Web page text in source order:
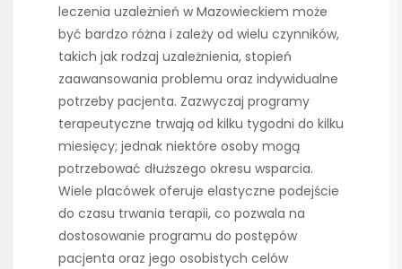
leczenia uzależnień w Mazowieckiem może
być bardzo różna i zależy od wielu czynników,
takich jak rodzaj uzależnienia, stopień
zaawansowania problemu oraz indywidualne
potrzeby pacjenta. Zazwyczaj programy
terapeutyczne trwają od kilku tygodni do kilku
miesięcy; jednak niektóre osoby mogą
potrzebować dłuższego okresu wsparcia.
Wiele placówek oferuje elastyczne podejście
do czasu trwania terapii, co pozwala na
dostosowanie programu do postępów
pacjenta oraz jego osobistych celów